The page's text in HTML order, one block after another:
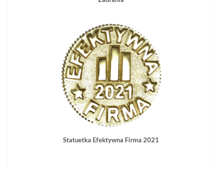
Statuetka Efektywna Firma 2021